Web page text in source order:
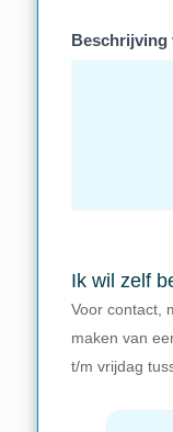
Beschrijving
Ik wil zelf
Voor contact,
maken van
t/m vrijdag